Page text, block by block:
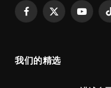
Facebook
X
YouTube
我们的精选